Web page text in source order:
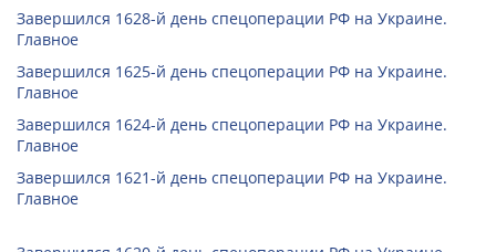
Завершился 1628-й день спецоперации РФ на Украине.
Главное
Завершился 1625-й день спецоперации РФ на Украине.
Главное
Завершился 1624-й день спецоперации РФ на Украине.
Главное
Завершился 1621-й день спецоперации РФ на Украине.
Главное